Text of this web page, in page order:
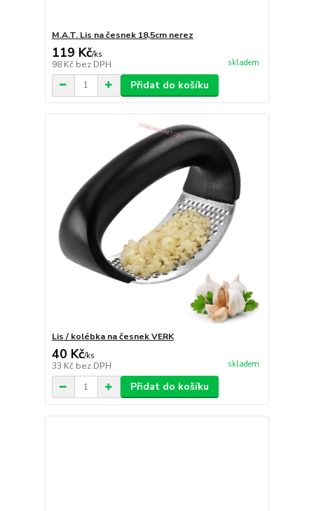
M.A.T. Lis na česnek 18,5cm nerez
119 Kč/ks
98 Kč bez DPH skladem
Přidat do košíku
Lis / kolébka na česnek VERK
40 Kč/ks
33 Kč bez DPH skladem
Přidat do košíku